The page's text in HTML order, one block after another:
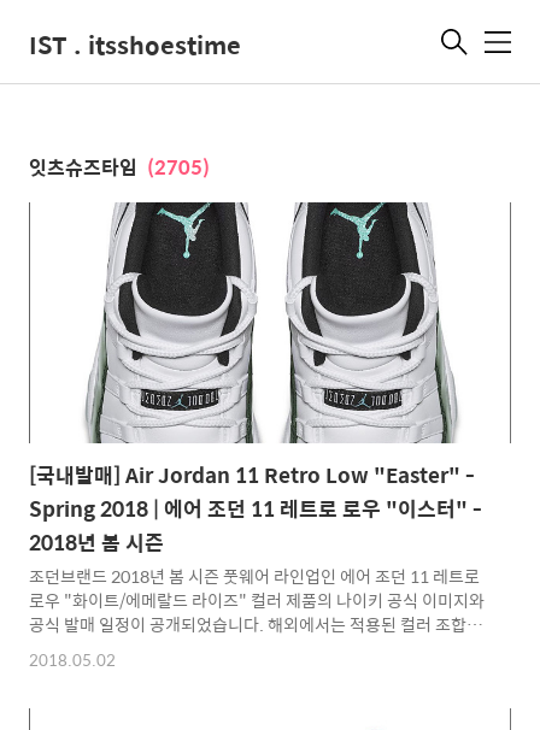
IST . itsshoestime 메
잇츠슈즈타임 (2705)
[국내발매] Air Jordan 11 Retro Low "Easter" -
Spring 2018 | 에어 조던 11 레트로 로우 "이스터" -
2018년 봄 시즌
조던브랜드 2018년 봄 시즌 풋웨어 라인업인 에어 조던 11 레트로
로우 "화이트/에메랄드 라이즈" 컬러 제품의 나이키 공식 이미지와
공식 발매 일정이 공개되었습니다. 해외에서는 적용된 컬러 조합과
부활절에 발매를 통해 Easter 라는 별칭으로도 불리고 있는 본 제품
은 바디에 화이트 컬러 가죽 소재 베이스에 에메랄드 라이즈 컬러가
2018.05.02